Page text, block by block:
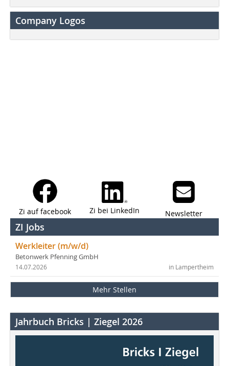
Company Logos
Zi auf facebook Zi bei LinkedIn Newsletter
ZI Jobs
Werkleiter (m/w/d)
Betonwerk Pfenning GmbH
in Lampertheim
14.07.2026
Mehr Stellen
Jahrbuch Bricks | Ziegel 2026